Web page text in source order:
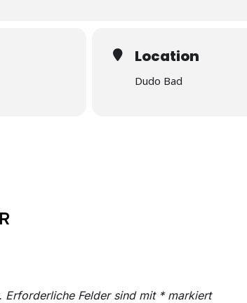
Location
Dudo Bad
Erforderliche Felder sind mit *markiert